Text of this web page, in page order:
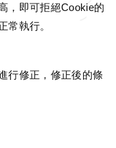
，即可拒絕Cookie的
常執行。
行修正，修正後的條